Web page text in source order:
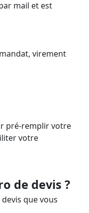
mail et est
virement
pré-remplir votre
votre
de devis ?
que vous